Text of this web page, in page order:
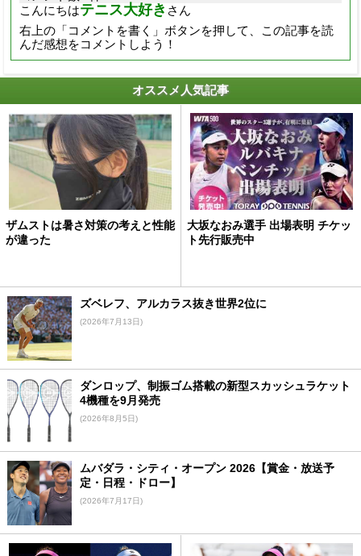
こんにちはテニス大好き さん
右上の「コメントを書く」ボタンを押して、この記事を読
んだ感想をコメントしよう！
オススメ人気記事
ザムストは暑さ対策の考えと性能
が違った
大坂なおみ選手 出場表明 チケッ
ト先行販売中
ズベレフ、アルカラス抜き世界2位に
(2026年7月13日)
ダンロップ、制振ゴム搭載の新型スカッシュラケット
4機種を9月発売
(2026年8月5日)
ムバダラ・シティ・オープン 2026【賞金・放送予
定・日程・ドロー】
(2026年7月17日)